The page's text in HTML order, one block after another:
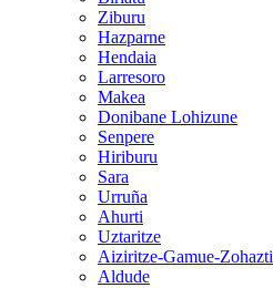
Ziburu
Hazparne
Hendaia
Larresoro
Makea
Donibane Lohizune
Senpere
Hiriburu
Sara
Urruña
Ahurti
Uztaritze
Aiziritze-Gamue-Zohazti
Aldude